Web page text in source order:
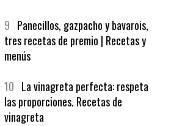
9 Panecillos, gazpacho y bavarois,
tres recetas de premio | Recetas y
menús
10 La vinagreta perfecta: respeta
las proporciones. Recetas de
vinagreta